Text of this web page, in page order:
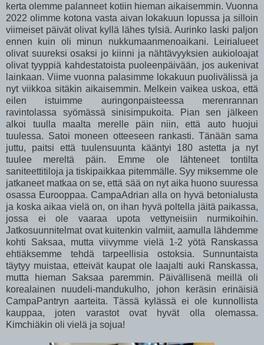
kerta olemme palanneet kotiin hieman aikaisemmin. Vuonna
2022 olimme kotona vasta aivan lokakuun lopussa ja silloin
viimeiset päivät olivat kyllä lähes tylsiä. Aurinko laski paljon
ennen kuin oli minun nukkumaanmenoaikani. Leirialueet
olivat suureksi osaksi jo kiinni ja nähtävyyksien aukioloajat
olivat tyyppiä kahdestatoista puoleenpäivään, jos aukenivat
lainkaan. Viime vuonna palasimme lokakuun puolivälissä ja
nyt viikkoa sitäkin aikaisemmin. Melkein vaikea uskoa, että
eilen istuimme auringonpaisteessa merenrannan
ravintolassa syömässä sinisimpukoita. Pian sen jälkeen
alkoi tuulla maalta merelle päin niin, että auto huojui
tuulessa. Satoi moneen otteeseen rankasti. Tänään sama
juttu, paitsi että tuulensuunta kääntyi 180 astetta ja nyt
tuulee mereltä päin. Emme ole lähteneet tontilta
saniteettitiloja ja tiskipaikkaa pitemmälle. Syy miksemme ole
jatkaneet matkaa on se, että sää on nyt aika huono suuressa
osassa Eurooppaa. CampaAdrian alla on hyvä betonialusta
ja koska aikaa vielä on, on ihan hyvä poltella jäitä paikassa,
jossa ei ole vaaraa upota vettyneisiin nurmikoihin.
Jatkosuunnitelmat ovat kuitenkin valmiit, aamulla lähdemme
kohti Saksaa, mutta viivymme vielä 1-2 yötä Ranskassa
ehtiäksemme tehdä tarpeellisia ostoksia. Sunnuntaista
täytyy muistaa, etteivät kaupat ole laajalti auki Ranskassa,
mutta hieman Saksaa paremmin. Päivällisenä meillä oli
korealainen nuudeli-mandukulho, johon keräsin erinäisiä
CampaPantryn aarteita. Tässä kylässä ei ole kunnollista
kauppaa, joten varastot ovat hyvät olla olemassa.
Kimchiäkin oli vielä ja sojua!